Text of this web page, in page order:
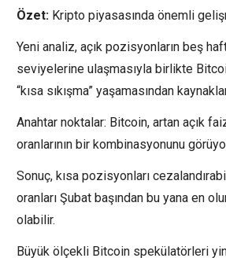
Özet: Kripto piyasasında önemli
Yeni analiz, açık pozisyonların beş
seviyelerine ulaşmasıyla birlikte
“kısa sıkışma” yaşamasından
Anahtar noktalar: Bitcoin, artan açık
oranlarının bir kombinasyonunu
Sonuç, kısa pozisyonları
oranları Şubat başından bu yana en
olabilir.
Büyük ölçekli Bitcoin spekülatörleri